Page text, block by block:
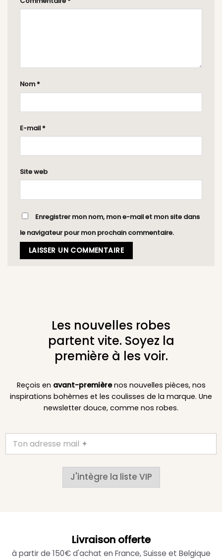
Nom *
E-mail *
Site web
Enregistrer mon nom, mon e-mail et mon site dans
le navigateur pour mon prochain commentaire.
Les nouvelles robes
partent vite. Soyez la
première à les voir.
Reçois en avant-premièrenos nouvelles pièces, nos
inspirations bohèmes et les coulisses de la marque. Une
newsletter douce, comme nos robes.
J'intègre la liste VIP
Livraison offerte
à partir de 150€ d'achat en France, Suisse et Belgique